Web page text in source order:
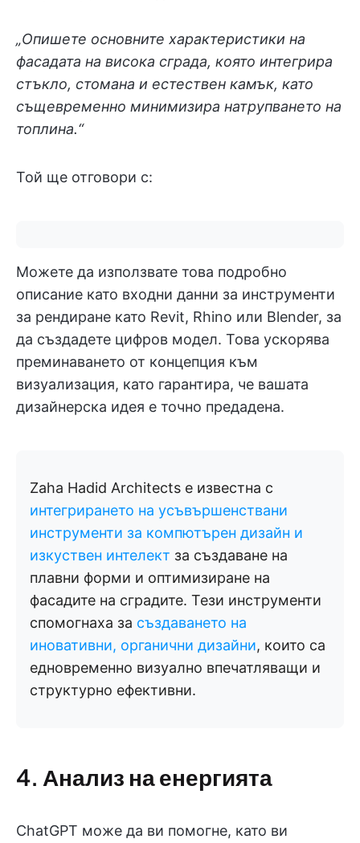
„Опишете основните характеристики на
фасадата на висока сграда, която интегрира
стъкло, стомана и естествен камък, като
същевременно минимизира натрупването на
топлина.“
Той ще отговори с:
Можете да използвате това подробно
описание като входни данни за инструменти
за рендиране като Revit, Rhino или Blender, за
да създадете цифров модел. Това ускорява
преминаването от концепция към
визуализация, като гарантира, че вашата
дизайнерска идея е точно предадена.
Zaha Hadid Architects е известна с
интегрирането на усъвършенствани
инструменти за компютърен дизайн и
изкуствен интелект за създаване на
плавни форми и оптимизиране на
фасадите на сградите. Тези инструменти
спомогнаха за създаването на
иновативни, органични дизайни, които са
едновременно визуално впечатляващи и
структурно ефективни.
4. Анализ на енергията
ChatGPT може да ви помогне, като ви